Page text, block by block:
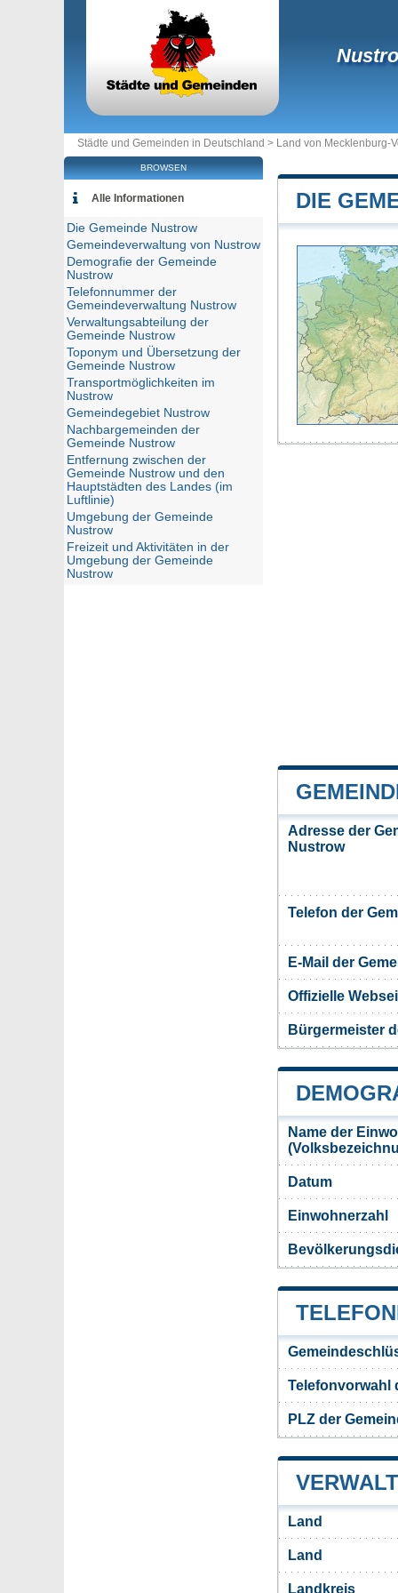
Städte und Gemeinden in Deutschland > Land von Mecklenburg-
DIE
Adresse der
Nustrow
Telefon der
E-Mail der
Offizielle
Bürgermeister
Name der
Datum
Einwohnerzahl
Telefonvorwahl
PLZ der
Land
Land
Landkreis
BROWSEN
Alle Informationen
Die Gemeinde Nustrow
Gemeindeverwaltung von Nustrow
Demografie der Gemeinde
Nustrow
Telefonnummer der
Gemeindeverwaltung Nustrow
Verwaltungsabteilung der
Gemeinde Nustrow
Toponym und Übersetzung der
Gemeinde Nustrow
Transportmöglichkeiten im
Nustrow
Gemeindegebiet Nustrow
Nachbargemeinden der
Gemeinde Nustrow
Entfernung zwischen der
Gemeinde Nustrow und den
Hauptstädten des Landes (im
Luftlinie)
Umgebung der Gemeinde
Nustrow
Freizeit und Aktivitäten in der
Umgebung der Gemeinde
Nustrow